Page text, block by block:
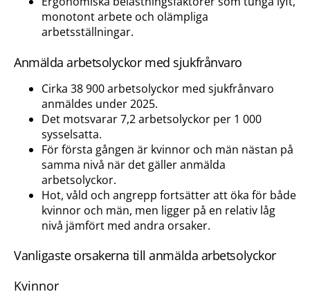
monotont arbete och olämpliga
arbetsställningar.
Anmälda arbetsolyckor med sjukfrånvaro
Cirka 38 900 arbetsolyckor med sjukfrånvaro
anmäldes under 2025.
Det motsvarar 7,2 arbetsolyckor per 1 000
sysselsatta.
För första gången är kvinnor och män nästan på
samma nivå när det gäller anmälda
arbetsolyckor.
Hot, våld och angrepp fortsätter att öka för både
kvinnor och män, men ligger på en relativ låg
nivå jämfört med andra orsaker.
Vanligaste orsakerna till anmälda arbetsolyckor
Kvinnor